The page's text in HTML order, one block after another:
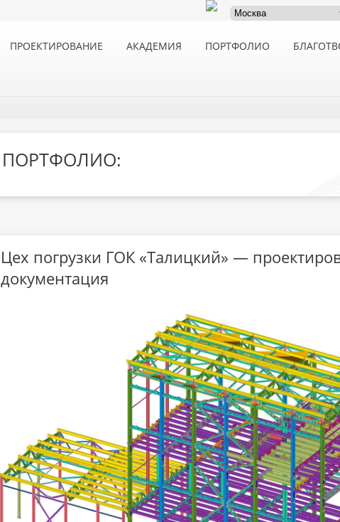
ПРОЕКТИРОВАНИЕ АКАДЕМИЯ ПОРТФОЛИО
ПОРТФОЛИО:
Цех погрузки ГОК «Талицкий» —
документация